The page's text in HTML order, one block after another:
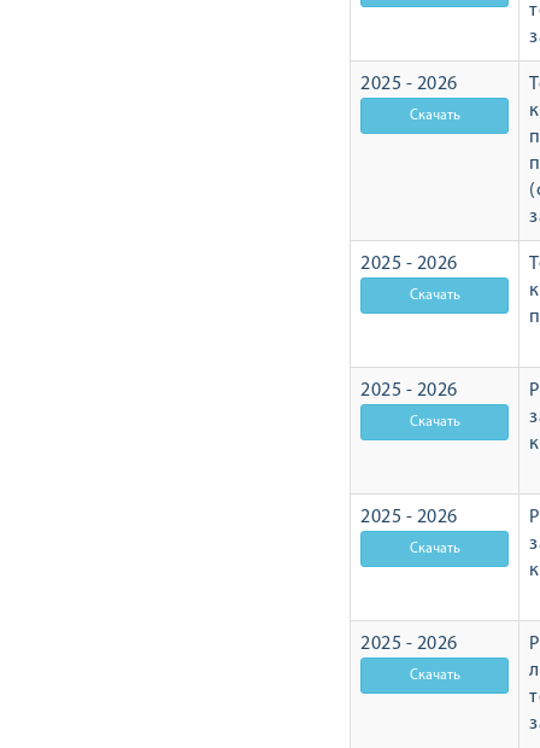
2025 - 2026
2025 - 2026
2025 - 2026
2025 - 2026
2025 - 2026